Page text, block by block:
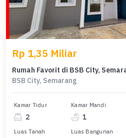
Rp 1,35 Miliar
BSB City, Semarang
Kamar Tidur
2
Kamar Mandi
1
Luas Tanah Luas Bangunan